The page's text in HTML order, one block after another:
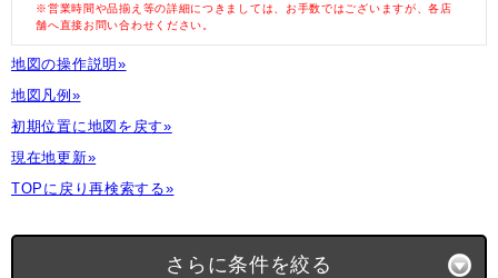
※営業時間や品揃え等の詳細につきましては、お手数ではございますが、各店
舗へ直接お問い合わせください。
地図の操作説明»
地図凡例»
初期位置に地図を戻す»
現在地更新»
TOPに戻り再検索する»
さらに条件を絞る